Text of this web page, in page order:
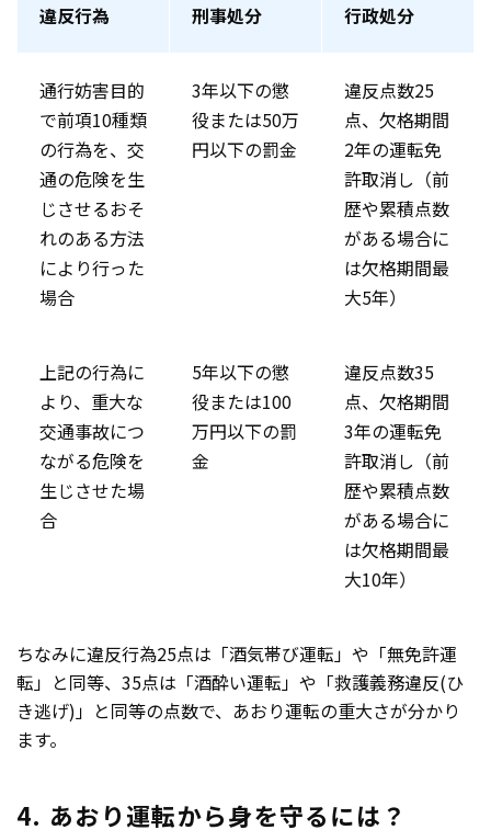
違反行為 刑事処分 行政処分
通行妨害目的
で前項10種類
の行為を、交
通の危険を生
じさせるおそ
れのある方法
により行った
場合
3年以下の懲
役または50万
円以下の罰金
違反点数25
点、欠格期間
2年の運転免
許取消し（前
歴や累積点数
がある場合に
は欠格期間最
大5年）
上記の行為に
より、重大な
交通事故につ
ながる危険を
生じさせた場
合
5年以下の懲
役または100
万円以下の罰
金
違反点数35
点、欠格期間
3年の運転免
許取消し（前
歴や累積点数
がある場合に
は欠格期間最
大10年）
ちなみに違反行為25点は「酒気帯び運転」や「無免許運
転」と同等、35点は「酒酔い運転」や「救護義務違反(ひ
き逃げ)」と同等の点数で、あおり運転の重大さが分かり
ます。
4. あおり運転から身を守るには？